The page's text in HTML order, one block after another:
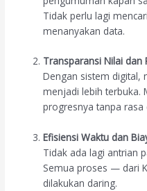
Tidak perlu lagi
menanyakan data.
Transparansi Nilai dan
Dengan sistem digital,
menjadi lebih terbuka.
progresnya tanpa rasa
Efisiensi Waktu dan
Tidak ada lagi antrian
Semua proses — dari
dilakukan daring.